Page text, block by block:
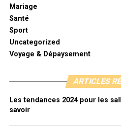
Mariage
Santé
Sport
Uncategorized
Voyage & Dépaysement
ARTICLES
Les tendances 2024 pour les
savoir